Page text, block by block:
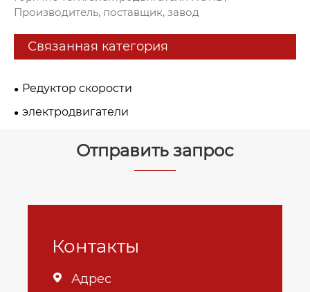
Производитель, поставщик, завод
Связанная категория
Редуктор скорости
электродвигатели
Отправить запрос
Контакты
 Адрес